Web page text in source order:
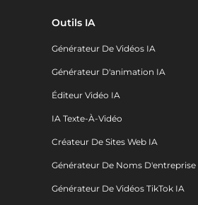
Outils IA
Générateur De Vidéos IA
Générateur D'animation IA
Éditeur Vidéo IA
IA Texte-À-Vidéo
Créateur De Sites Web IA
Générateur De Noms D'entreprise
Générateur De Vidéos TikTok IA